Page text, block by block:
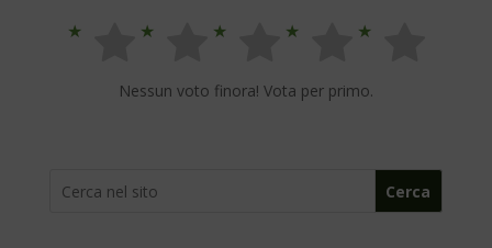
Nessun voto finora! Vota per primo.
Cerca